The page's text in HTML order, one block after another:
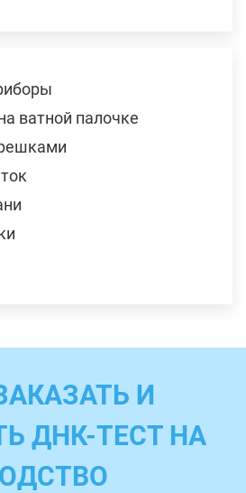
ватной палочке
И
ДНК-ТЕСТ НА